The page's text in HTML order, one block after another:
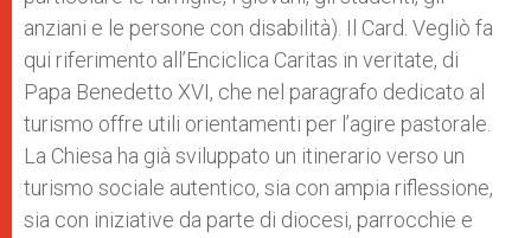
anziani e le persone con disabilità). Il Card. Vegliò fa
qui riferimento all’Enciclica Caritas in veritate, di
Papa Benedetto XVI, che nel paragrafo dedicato al
turismo offre utili orientamenti per l’agire pastorale.
La Chiesa ha già sviluppato un itinerario verso un
turismo sociale autentico, sia con ampia riflessione,
sia con iniziative da parte di diocesi, parrocchie e